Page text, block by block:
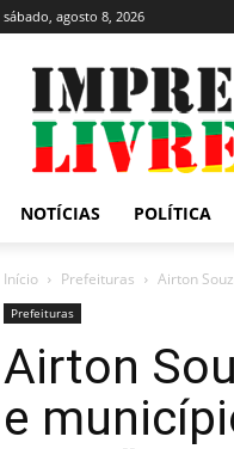
sábado, agosto 8, 2026
NOTÍCIAS POLÍTICA
Início Prefeituras Airton
Prefeituras
Airton
e